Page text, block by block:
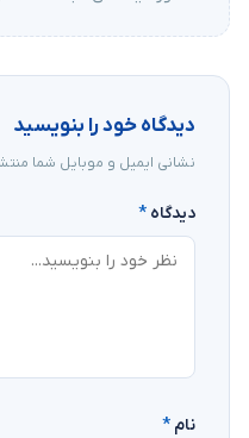
دیدگاه خود را بنویسید
نشانی ایمیل و موبایل شما
دیدگاه *
نام *